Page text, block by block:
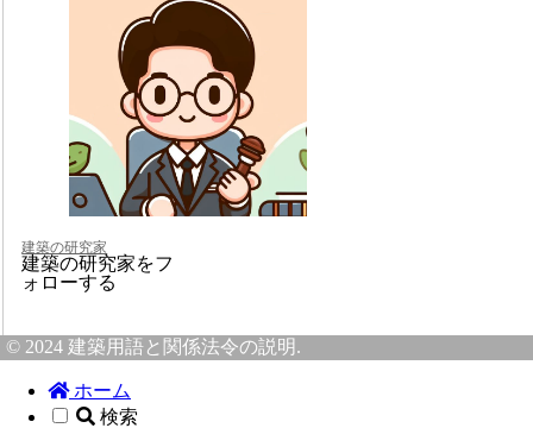
建築の研究家
建築の研究家をフ
ォローする
© 2024 建築用語と関係法令の説明.
ホーム
検索